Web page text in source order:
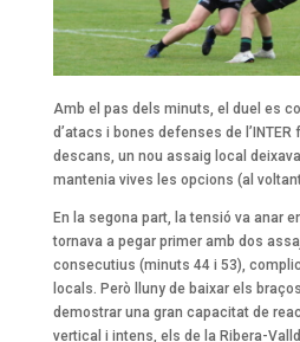
Amb el pas dels minuts, el duel es
d’atacs i bones defenses de l’INTER
descans, un nou assaig local
mantenia vives les opcions (al
En la segona part, la tensió va anar
tornava a pegar primer amb dos
consecutius (minuts 44 i 53),
locals. Però lluny de baixar els
demostrar una gran capacitat de
vertical i intens, els de la Ribera-